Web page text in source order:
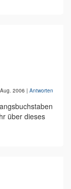
2006 | Antworten
über dieses